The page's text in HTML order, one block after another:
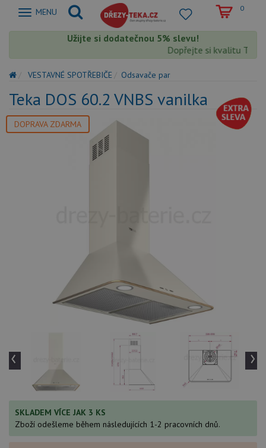
Zobrazit
MENU 0
Užijte si dodatečnou 5% slevu!
Dopřejte si kvalitu Teka
VESTAVNÉ SPOTŘEBIČE Odsavače par
Teka DOS 60.2 VNBS vanilka
DOPRAVA ZDARMA
‹ ›
SKLADEM VÍCE JAK 3 KS
Zboží odešleme během následujících 1-2 pracovních dnů.